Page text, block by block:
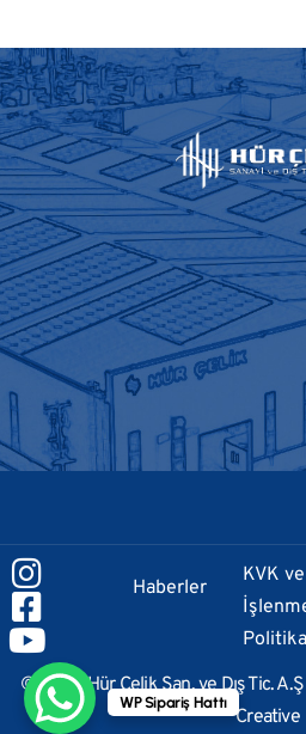
Haberler
KVK ve
© 2024 Hür Çelik San. ve Dış Tic.
Creative
WP Sipariş Hattı